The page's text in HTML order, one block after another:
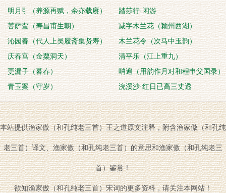
明月引（养源再赋，余亦载赓）
踏莎行·闲游
菩萨蛮（寿昌甫生朝）
减字木兰花（颍州西湖）
沁园春（代人上吴履斋集贤寿）
木兰花令（次马中玉韵）
庆春宫（金粟洞天）
清平乐（江上重九）
更漏子（暮春）
哨遍（用韵作月对和程申父国录）
青玉案（守岁）
浣溪沙·红日已高三丈透
本站提供渔家傲（和孔纯老三首）王之道原文注释，附含渔家傲（和孔纯
老三首）译文、渔家傲（和孔纯老三首）的意思和渔家傲（和孔纯老三
首）鉴赏！
欲知渔家傲（和孔纯老三首）宋词的更多资料，请关注本网站！